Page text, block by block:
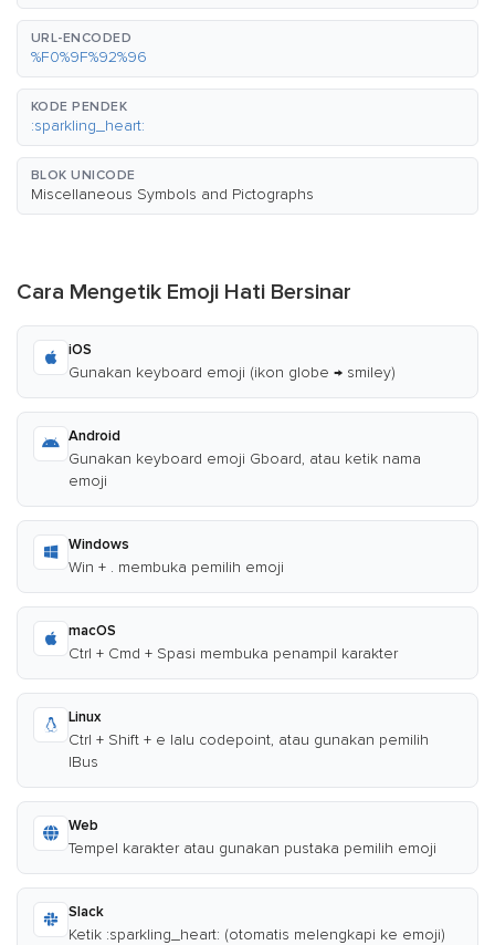
URL-ENCODED
%F0%9F%92%96
KODE PENDEK
:sparkling_heart:
BLOK UNICODE
Miscellaneous Symbols and Pictographs
Cara Mengetik Emoji Hati Bersinar
iOS
Gunakan keyboard emoji (ikon globe → smiley)
Android
Gunakan keyboard emoji Gboard, atau ketik nama
emoji
Windows
Win + . membuka pemilih emoji
macOS
Ctrl + Cmd + Spasi membuka penampil karakter
Linux
Ctrl + Shift + e lalu codepoint, atau gunakan pemilih
IBus
Web
Tempel karakter atau gunakan pustaka pemilih emoji
Slack
Ketik :sparkling_heart: (otomatis melengkapi ke emoji)